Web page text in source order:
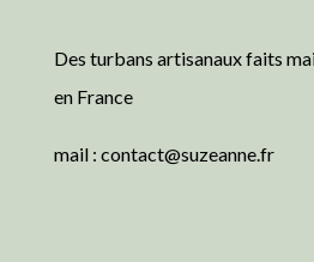
Des turbans artisanaux faits
en France
mail : contact@suzeanne.fr